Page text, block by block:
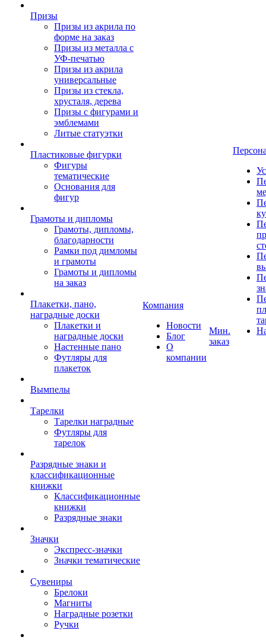
Призы
Призы из акрила по
форме на заказ
Призы из металла с
УФ-печатью
Призы из акрила
универсальные
Призы из стекла,
хрусталя, дерева
Призы с фигурами и
эмблемами
Литые статуэтки
Пластиковые фигурки
Фигуры
тематические
Основания для
фигур
Грамоты и дипломы
Грамоты, дипломы,
благодарности
Рамки под димломы
и грамоты
Грамоты и дипломы
на заказ
Плакетки, пано,
наградные доски
Плакетки и
наградные доски
Настенные пано
Футляры для
плакеток
Вымпелы
Тарелки
Тарелки наградные
Футляры для
тарелок
Разрядные знаки и
классификационные
книжки
Классификационные
книжки
Разрядные знаки
Значки
Экспресс-значки
Значки тематические
Сувениры
Брелоки
Магниты
Наградные розетки
Ручки
Компания
Новости
Блог
О
компании
Мин.
заказ